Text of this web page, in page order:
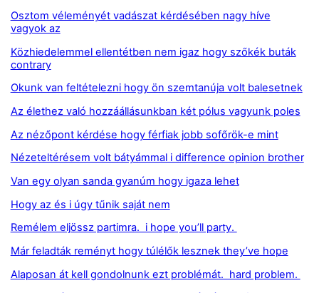
Osztom véleményét vadászat kérdésében nagy híve
vagyok az
Közhiedelemmel ellentétben nem igaz hogy szőkék buták
contrary
Okunk van feltételezni hogy ön szemtanúja volt balesetnek
Az élethez való hozzáállásunkban két pólus vagyunk poles
Az nézőpont kérdése hogy férfiak jobb sofőrök-e mint
Nézeteltérésem volt bátyámmal i difference opinion brother
Van egy olyan sanda gyanúm hogy igaza lehet
Hogy az és i úgy tűnik saját nem
Remélem eljössz partimra. i hope you’ll party.
Már feladták reményt hogy túlélők lesznek they’ve hope
Alaposan át kell gondolnunk ezt problémát. hard problem.